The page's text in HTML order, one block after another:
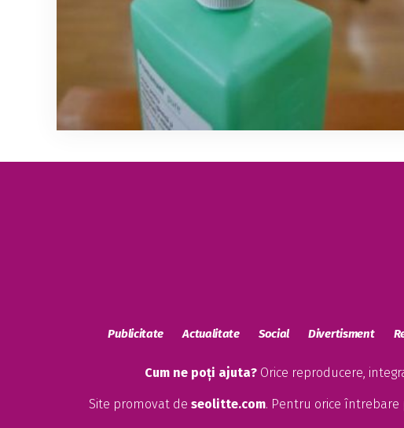
Publicitate Actualitate Social Divertisment
Cum ne poți ajuta? Orice reproducere,
Site promovat de seolitte.com. Pentru orice întrebare